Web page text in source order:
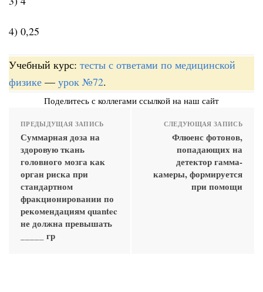
4) 0,25
Учебный курс: тесты с ответами по медицинской
физике — урок №72.
Поделитесь с коллегами ссылкой на наш сайт
ПРЕДЫДУЩАЯ ЗАПИСЬ
Суммарная доза на
здоровую ткань
головного мозга как
орган риска при
стандартном
фракционировании по
рекомендациям quantec
не должна превышать
_____ гр
СЛЕДУЮЩАЯ ЗАПИСЬ
Флюенс фотонов,
попадающих на
детектор гамма-
камеры, формируется
при помощи